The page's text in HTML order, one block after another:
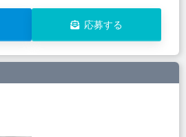
応募する